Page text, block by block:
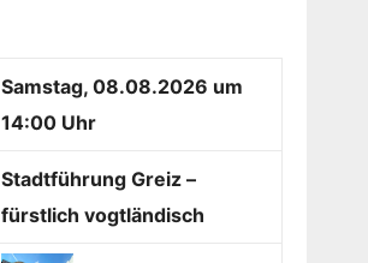
Samstag, 08.08.2026 um
14:00 Uhr
Stadtführung Greiz –
fürstlich vogtländisch